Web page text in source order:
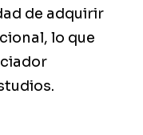
de adquirir
lo que